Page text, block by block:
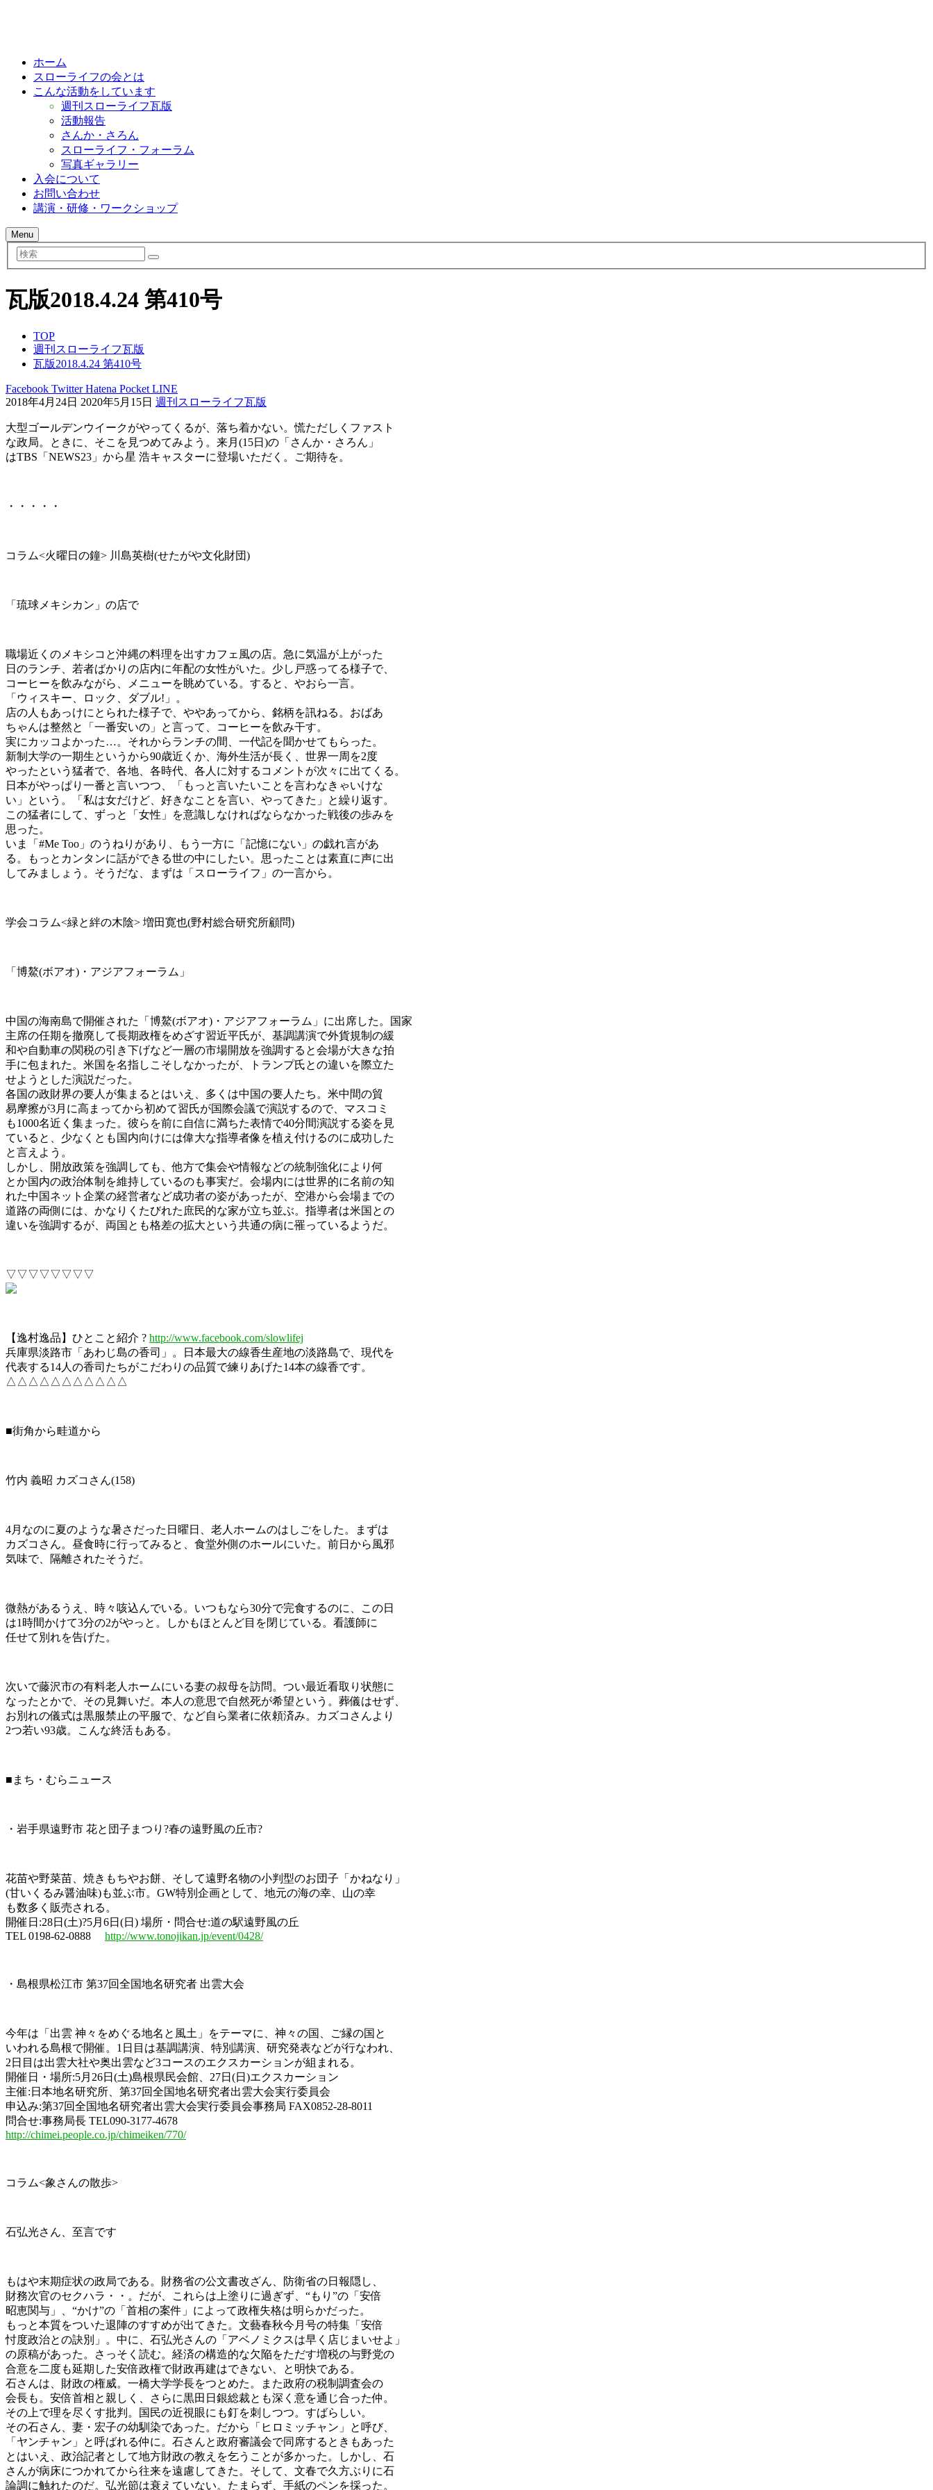
ホーム
スローライフの会とは
こんな活動をしています
週刊スローライフ瓦版
活動報告
さんか・さろん
スローライフ・フォーラム
写真ギャラリー
入会について
お問い合わせ
講演・研修・ワークショップ
Menu
検
索
瓦版2018.4.24 第410号
TOP
週刊スローライフ瓦版
瓦版2018.4.24 第410号
Facebook TwitterHatena Pocket LINE
2018年4月24日 2020年5月15日 週刊スローライフ瓦版
大型ゴールデンウイークがやってくるが、落ち着かない。慌ただしくファスト
な政局。ときに、そこを見つめてみよう。来月(15日)の「さんか・さろん」
はTBS「NEWS23」から星 浩キャスターに登場いただく。ご期待を。
・・・・・
コラム<火曜日の鐘> 川島英樹(せたがや文化財団)
「琉球メキシカン」の店で
職場近くのメキシコと沖縄の料理を出すカフェ風の店。急に気温が上がった
日のランチ、若者ばかりの店内に年配の女性がいた。少し戸惑ってる様子で、
コーヒーを飲みながら、メニューを眺めている。すると、やおら一言。
「ウィスキー、ロック、ダブル!」。
店の人もあっけにとられた様子で、ややあってから、銘柄を訊ねる。おばあ
ちゃんは整然と「一番安いの」と言って、コーヒーを飲み干す。
実にカッコよかった…。それからランチの間、一代記を聞かせてもらった。
新制大学の一期生というから90歳近くか、海外生活が長く、世界一周を2度
やったという猛者で、各地、各時代、各人に対するコメントが次々に出てくる。
日本がやっぱり一番と言いつつ、「もっと言いたいことを言わなきゃいけな
い」という。「私は女だけど、好きなことを言い、やってきた」と繰り返す。
この猛者にして、ずっと「女性」を意識しなければならなかった戦後の歩みを
思った。
いま「#Me Too」のうねりがあり、もう一方に「記憶にない」の戯れ言があ
る。もっとカンタンに話ができる世の中にしたい。思ったことは素直に声に出
してみましょう。そうだな、まずは「スローライフ」の一言から。
学会コラム<緑と絆の木陰> 増田寛也(野村総合研究所顧問)
「博鰲(ボアオ)・アジアフォーラム」
中国の海南島で開催された「博鰲(ボアオ)・アジアフォーラム」に出席した。国家
主席の任期を撤廃して長期政権をめざす習近平氏が、基調講演で外貨規制の緩
和や自動車の関税の引き下げなど一層の市場開放を強調すると会場が大きな拍
手に包まれた。米国を名指しこそしなかったが、トランプ氏との違いを際立た
せようとした演説だった。
各国の政財界の要人が集まるとはいえ、多くは中国の要人たち。米中間の貿
易摩擦が3月に高まってから初めて習氏が国際会議で演説するので、マスコミ
も1000名近く集まった。彼らを前に自信に満ちた表情で40分間演説する姿を見
ていると、少なくとも国内向けには偉大な指導者像を植え付けるのに成功した
と言えよう。
しかし、開放政策を強調しても、他方で集会や情報などの統制強化により何
とか国内の政治体制を維持しているのも事実だ。会場内には世界的に名前の知
れた中国ネット企業の経営者など成功者の姿があったが、空港から会場までの
道路の両側には、かなりくたびれた庶民的な家が立ち並ぶ。指導者は米国との
違いを強調するが、両国とも格差の拡大という共通の病に罹っているようだ。
▽▽▽▽▽▽▽▽
【逸村逸品】ひとこと紹介 ? http://www.facebook.com/slowlifej
兵庫県淡路市「あわじ島の香司」。日本最大の線香生産地の淡路島で、現代を
代表する14人の香司たちがこだわりの品質で練りあげた14本の線香です。
△△△△△△△△△△△
■街角から畦道から
竹内 義昭 カズコさん(158)
4月なのに夏のような暑さだった日曜日、老人ホームのはしごをした。まずは
カズコさん。昼食時に行ってみると、食堂外側のホールにいた。前日から風邪
気味で、隔離されたそうだ。
微熱があるうえ、時々咳込んでいる。いつもなら30分で完食するのに、この日
は1時間かけて3分の2がやっと。しかもほとんど目を閉じている。看護師に
任せて別れを告げた。
次いで藤沢市の有料老人ホームにいる妻の叔母を訪問。つい最近看取り状態に
なったとかで、その見舞いだ。本人の意思で自然死が希望という。葬儀はせず、
お別れの儀式は黒服禁止の平服で、など自ら業者に依頼済み。カズコさんより
2つ若い93歳。こんな終活もある。
■まち・むらニュース
・岩手県遠野市 花と団子まつり?春の遠野風の丘市?
花苗や野菜苗、焼きもちやお餅、そして遠野名物の小判型のお団子「かねなり」
(甘いくるみ醤油味)も並ぶ市。GW特別企画として、地元の海の幸、山の幸
も数多く販売される。
開催日:28日(土)?5月6日(日) 場所・問合せ:道の駅遠野風の丘
TEL 0198-62-0888 http://www.tonojikan.jp/event/0428/
・島根県松江市 第37回全国地名研究者 出雲大会
今年は「出雲 神々をめぐる地名と風土」をテーマに、神々の国、ご縁の国と
いわれる島根で開催。1日目は基調講演、特別講演、研究発表などが行なわれ、
2日目は出雲大社や奥出雲など3コースのエクスカーションが組まれる。
開催日・場所:5月26日(土)島根県民会館、27日(日)エクスカーション
主催:日本地名研究所、第37回全国地名研究者出雲大会実行委員会
申込み:第37回全国地名研究者出雲大会実行委員会事務局 FAX0852-28-8011
問合せ:事務局長 TEL090-3177-4678
http://chimei.people.co.jp/chimeiken/770/
コラム<象さんの散歩>
石弘光さん、至言です
もはや末期症状の政局である。財務省の公文書改ざん、防衛省の日報隠し、
財務次官のセクハラ・・。だが、これらは上塗りに過ぎず、“もり”の「安倍
昭恵関与」、“かけ”の「首相の案件」によって政権失格は明らかだった。
もっと本質をついた退陣のすすめが出てきた。文藝春秋今月号の特集「安倍
忖度政治との訣別」。中に、石弘光さんの「アベノミクスは早く店じまいせよ」
の原稿があった。さっそく読む。経済の構造的な欠陥をただす増税の与野党の
合意を二度も延期した安倍政権で財政再建はできない、と明快である。
石さんは、財政の権威。一橋大学学長をつとめた。また政府の税制調査会の
会長も。安倍首相と親しく、さらに黒田日銀総裁とも深く意を通じ合った仲。
その上で理を尽くす批判。国民の近視眼にも釘を刺しつつ。すばらしい。
その石さん、妻・宏子の幼馴染であった。だから「ヒロミッチャン」と呼び、
「ヤンチャン」と呼ばれる仲に。石さんと政府審議会で同席するときもあった
とはいえ、政治記者として地方財政の教えを乞うことが多かった。しかし、石
さんが病床につかれてから往来を遠慮してきた。そして、文春で久方ぶりに石
論調に触れたのだ。弘光節は衰えていない。たまらず、手紙のペンを採った。